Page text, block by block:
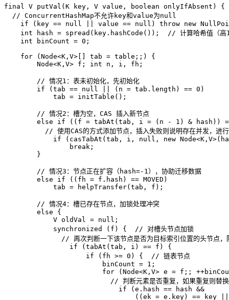
final V putVal (K key, V value, boolean onlyIfAbsent)
// ConcurrentHashMap不允许key和value为null
if (key == null || value == null ) throw new
int
hash = spread(key.hashCode()); // 计算哈希值（
int
binCount = 0 ;
for (Node<K,V>[] tab = table;;) {
        Node<K,V> f;
int n, i, fh;
// 情况1：表未初始化，先初始化
if (tab == null || (n = tab.length) == 0 )
            tab = initTable();
// 情况2：槽为空，CAS 插入新节点
else
if ((f = tabAt(tab, i = (n - 1 ) & hash))
// 使用CAS的方式添加节点，插入失败则说明存在并发，进
if (casTabAt(tab, i, null , new Node
break ;
        }
// 情况3：节点正在扩容（hash=-1），协助迁移数据
else
if ((fh = f.hash) == MOVED)
            tab = helpTransfer(tab, f);
// 情况4：槽已存在节点，加锁处理冲突
else {
V oldVal = null ;
synchronized
(f) { // 对槽头节点加锁
// 再次判断一下该节点是否为目标索引位置的头节点，
if (tabAt(tab, i) == f) {
if (fh >= 0 ) { // 链表节点
                        binCount =
1 ;
for (Node<K,V> e = f;;
// 判断元素是否重复，如果重复则替
if (e.hash == hash &&
((ek = e.key) == key